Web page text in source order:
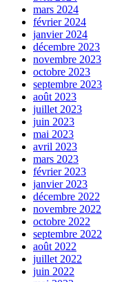
mars 2024
février 2024
janvier 2024
décembre 2023
novembre 2023
octobre 2023
septembre 2023
août 2023
juillet 2023
juin 2023
mai 2023
avril 2023
mars 2023
février 2023
janvier 2023
décembre 2022
novembre 2022
octobre 2022
septembre 2022
août 2022
juillet 2022
juin 2022